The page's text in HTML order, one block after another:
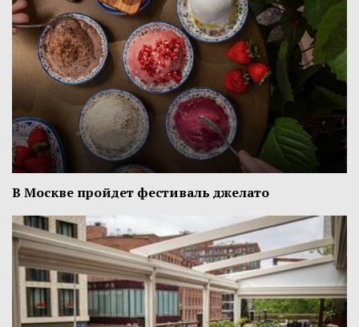
В Москве пройдет фестиваль джелато